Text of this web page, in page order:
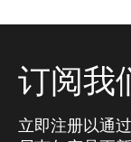
订阅我
立即注册以通